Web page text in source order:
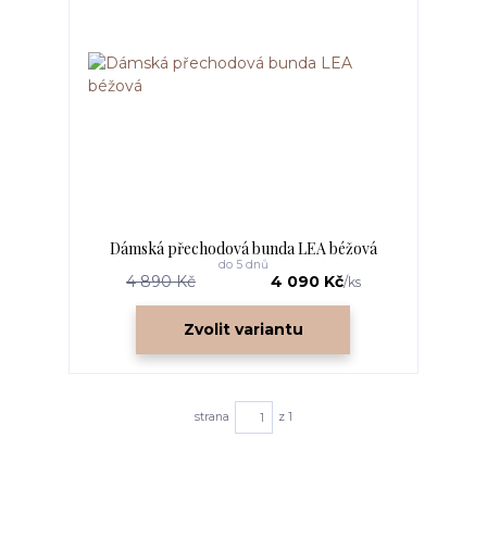
Dámská přechodová bunda LEA béžová
4 890 Kč 4 090 Kč/ks
do 5 dnů
Zvolit variantu
strana z 1